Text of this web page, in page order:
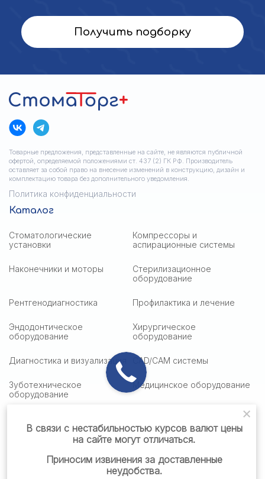
Получить подборку
Товарные предложения, представленные на сайте, не являются публичной
офертой, определяемой положениями ст. 437 (2) ГК РФ. Производитель
оставляет за собой право на внесение изменений в конструкцию, дизайн и
комплектацию товара без дополнительного уведомления.
Политика конфиденциальности
Каталог
Стоматологические
установки
Компрессоры и
аспирационные системы
Наконечники и моторы
Стерилизационное
оборудование
Рентгенодиагностика Профилактика и лечение
Эндодонтическое
оборудование
Хирургическое
оборудование
Диагностика и визуализация CAD/CAM системы
Зуботехническое
оборудование
Медицинское оборудование
Стоматологическая мебель
Стоматологические
В связи с нестабильностью курсов валют цены
на сайте могут отличаться.
Приносим извинения за доставленные
неудобства.